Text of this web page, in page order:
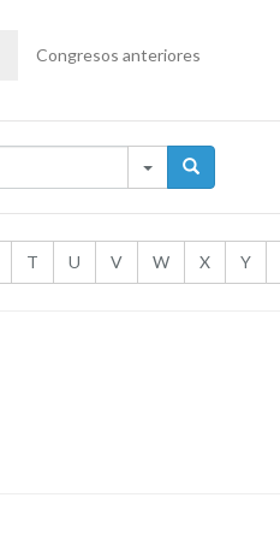
Congresos anteriores
T U V W X Y